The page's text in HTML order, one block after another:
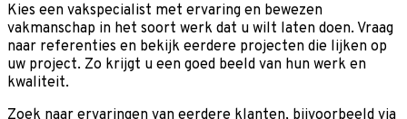
Kies een vakspecialist met ervaring en bewezen
vakmanschap in het soort werk dat u wilt laten doen. Vraag
naar referenties en bekijk eerdere projecten die lijken op
uw project. Zo krijgt u een goed beeld van hun werk en
kwaliteit.
Zoek naar ervaringen van eerdere klanten, bijvoorbeeld via